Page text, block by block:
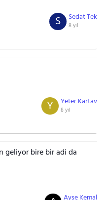
Sedat Tek
8 yıl
S
Yeter Kartav
8 yıl
Y
geliyor bire bir adi da